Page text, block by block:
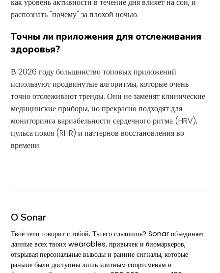
распознать "почему" за плохой ночью.
Точны ли приложения для отслеживания
здоровья?
В 2026 году большинство топовых приложений
используют продвинутые алгоритмы, которые очень
точно отслеживают тренды. Они не заменят клинические
медицинские приборы, но прекрасно подходят для
мониторинга вариабельности сердечного ритма (HRV),
пульса покоя (RHR) и паттернов восстановления во
времени.
О Sonar
Твоё тело говорит с тобой. Ты его слышишь? Sonar объединяет
данные всех твоих wearables, привычек и биомаркеров,
открывая персональные выводы и ранние сигналы, которые
раньше были доступны лишь элитным спортсменам и